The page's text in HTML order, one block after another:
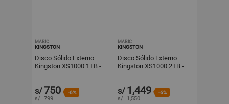
MABIC
KINGSTON
Disco Sólido Externo
Kingston XS1000 1TB -
s/750 -6%
s/ 799
MABIC
KINGSTON
Disco Sólido Externo
Kingston XS1000 2TB -
s/ 1,449 -6%
s/ 1,550